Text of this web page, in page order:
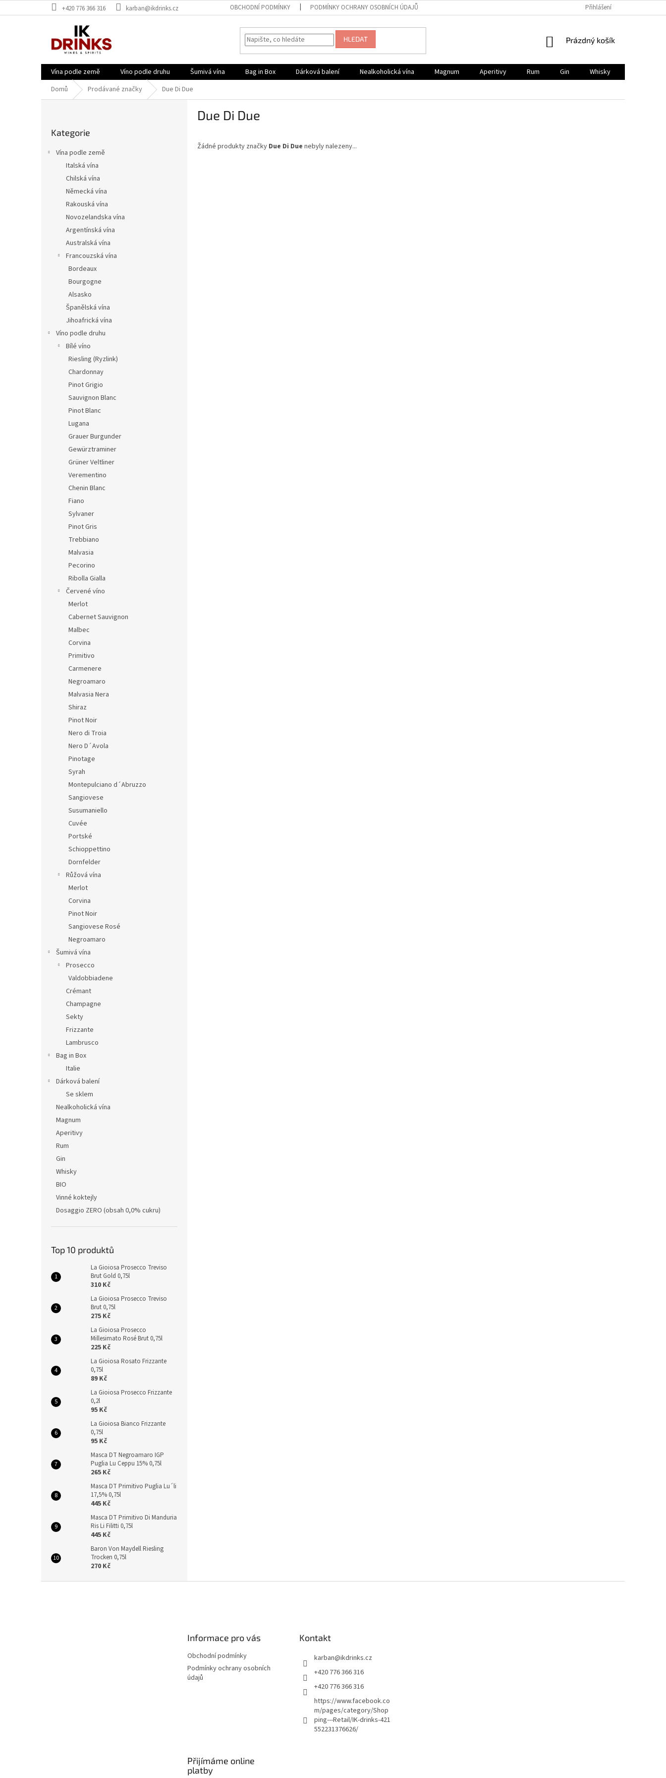
na
+420 776 366 316 karban@ikdrinks.cz OBCHODNÍ PODMÍNKY PODMÍNKY OCHRANY OSOBNÍCH ÚDAJŮ Přihlášení
HLEDAT
NÁKUPNÍ
Prázdný košík
Vína podle země Víno podle druhu Šumivá vína Bag in Box Dárková balení Nealkoholická vína Magnum Aperitivy Rum Gin Whisky
Domů
Prodávané značky Due Di Due
kategorie
Kategorie
Vína podle země
Italská vína
Chilská vína
Německá vína
Rakouská vína
Novozelandska vína
Argentínská vína
Australská vína
Francouzská vína
Bordeaux
Bourgogne
Alsasko
Španělská vína
Jihoafrická vína
Víno podle druhu
Bílé víno
Riesling (Ryzlink)
Chardonnay
Pinot Grigio
Sauvignon Blanc
Pinot Blanc
Lugana
Grauer Burgunder
Gewürztraminer
Grüner Veltliner
Verementino
Chenin Blanc
Fiano
Sylvaner
Pinot Gris
Trebbiano
Malvasia
Pecorino
Ribolla Gialla
Červené víno
Merlot
Cabernet Sauvignon
Malbec
Corvina
Primitivo
Carmenere
Negroamaro
Malvasia Nera
Shiraz
Pinot Noir
Nero di Troia
Nero D´Avola
Pinotage
Syrah
Montepulciano d´Abruzzo
Sangiovese
Susumaniello
Cuvée
Portské
Schioppettino
Dornfelder
Růžová vína
Merlot
Corvina
Pinot Noir
Sangiovese Rosé
Negroamaro
Šumivá vína
Prosecco
Valdobbiadene
Crémant
Champagne
Sekty
Frizzante
Lambrusco
Bag in Box
Italie
Dárková balení
Se sklem
Nealkoholická vína
Magnum
Aperitivy
Rum
Gin
Whisky
BIO
Vinné koktejly
Dosaggio ZERO (obsah 0,0% cukru)
Top 10 produktů
La Gioiosa Prosecco Treviso
Brut Gold 0,75l
310 Kč
La Gioiosa Prosecco Treviso
Brut 0,75l
275 Kč
La Gioiosa Prosecco
Millesimato Rosé Brut 0,75l
225 Kč
La Gioiosa Rosato Frizzante
0,75l
89 Kč
La Gioiosa Prosecco Frizzante
0,2l
95 Kč
La Gioiosa Bianco Frizzante
0,75l
95 Kč
Masca DT Negroamaro IGP
Puglia Lu Ceppu 15% 0,75l
265 Kč
Masca DT Primitivo Puglia Lu´li
17,5% 0,75l
445 Kč
Masca DT Primitivo Di Manduria
Ris Li Filitti 0,75l
445 Kč
Baron Von Maydell Riesling
Trocken 0,75l
270 Kč
Due Di Due
Žádné produkty značky Due Di Due nebyly nalezeny...
Informace pro vás
Obchodní podmínky
Podmínky ochrany osobních
údajů
Kontakt
karban@ikdrinks.cz
+420 776 366 316
+420 776 366 316
https://www.facebook.co
m/pages/category/Shop
ping---Retail/IK-drinks-421
552231376626/
Přijímáme online
platby